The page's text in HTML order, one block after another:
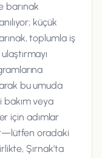
barınak
küçük
toplumla iş
bu umuda
veya
için adımlar
oradaki
Şırnak’ta